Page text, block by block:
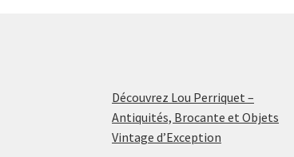
Découvrez Lou Perriquet –
Antiquités, Brocante et Objets
Vintage d’Exception